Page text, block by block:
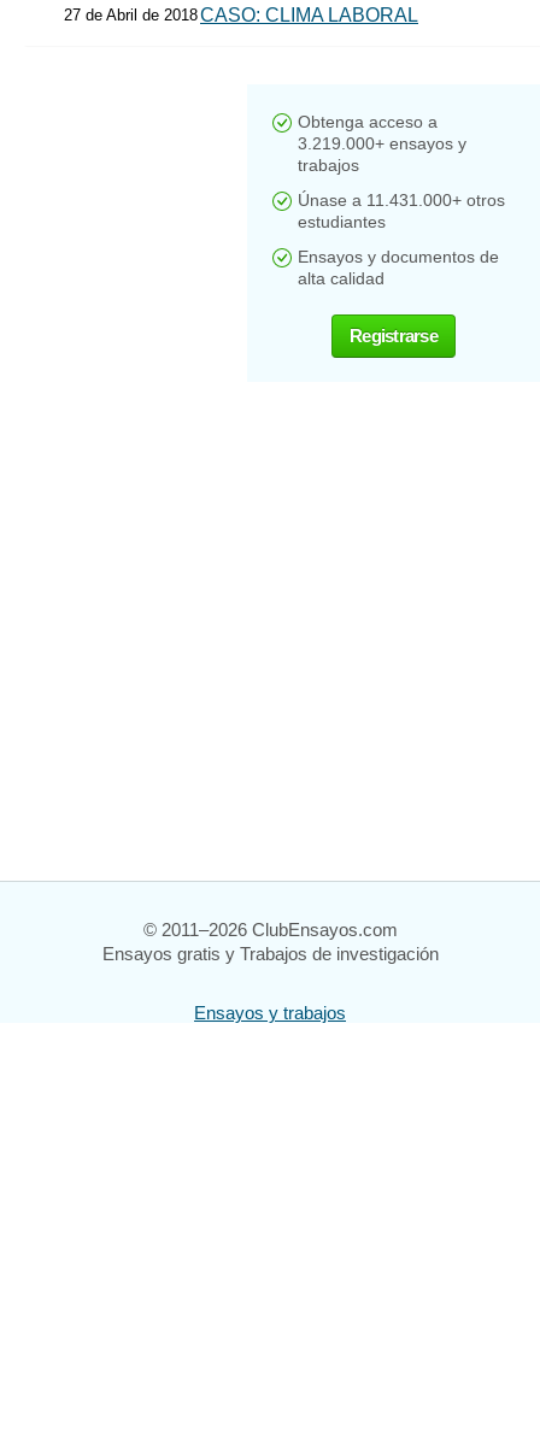
27 de Abril de 2018CASO: CLIMA LABORAL
Obtenga acceso a
3.219.000+ ensayos y
trabajos
Únase a 11.431.000+ otros
estudiantes
Ensayos y documentos de
alta calidad
Registrarse
© 2011–2026 ClubEnsayos.com
Ensayos gratis y Trabajos de investigación
Ensayos y trabajos